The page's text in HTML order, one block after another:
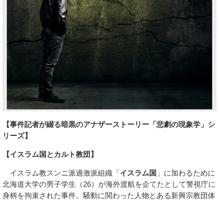
【事件記者が綴る暗黒のアナザーストーリー「悲劇の現象学」シ
リーズ】
【イスラム国とカルト教団】
イスラム教スンニ派過激派組織「イスラム国 」に加わるために
北海道大学の男子学生（26）が海外渡航を企てたとして警視庁に
身柄を拘束された事件。騒動に関わった人物とある新興宗教団体